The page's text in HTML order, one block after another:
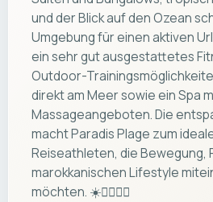
und der Blick auf den Ozean
Umgebung für einen aktiven
ein sehr gut ausgestattetes
Outdoor-
direkt am Meer sowie ein Spa
Massageangeboten. Die
macht Paradis Plage zum
Reiseathleten, die Bewegung,
marokkanischen Lifestyle
möchten. ☀️🏄‍♂️🧘‍♀️